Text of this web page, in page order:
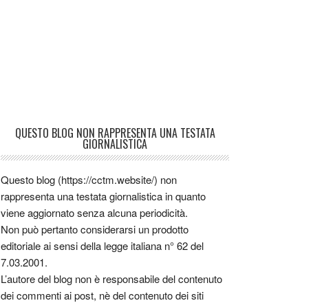
QUESTO BLOG NON RAPPRESENTA UNA TESTATA
GIORNALISTICA
Questo blog (https://cctm.website/) non
rappresenta una testata giornalistica in quanto
viene aggiornato senza alcuna periodicità.
Non può pertanto considerarsi un prodotto
editoriale ai sensi della legge italiana n° 62 del
7.03.2001.
L’autore del blog non è responsabile del contenuto
dei commenti ai post, nè del contenuto dei siti